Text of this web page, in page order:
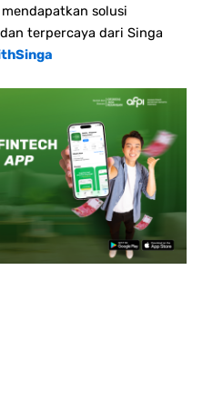
solusi
terpercaya dari Singa